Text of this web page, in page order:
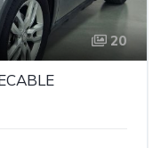
20